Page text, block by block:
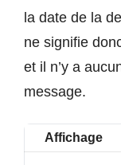
la date de la
ne signifie
et il n’y a
message.
Affichage